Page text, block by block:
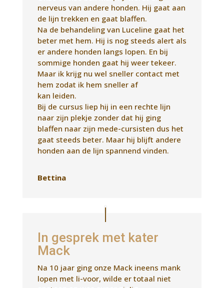
Bij de cursus liep hij in een rechte lijn
naar zijn plekje zonder dat hij ging
blaffen naar zijn mede-cursisten dus het
gaat steeds beter. Maar hij blijft andere
honden aan de lijn spannend vinden.
Bettina
In gesprek met kater
Mack
lopen met li-voor, wilde er totaal niet
dan maar iig pijnstilling mee, deed ook
niet veel…..
En toen kwam Luceline met het idee om
via een foto met Mack te praten, mag
altijd maar had wel me bedenkingen.
Karaktereigenschap klopt> lief en toch